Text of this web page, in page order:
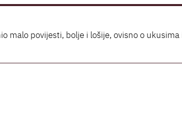
malo povijesti, bolje i lošije, ovisno o ukusima